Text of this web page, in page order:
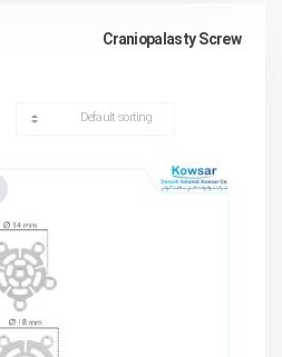
Craniopalasty Screw